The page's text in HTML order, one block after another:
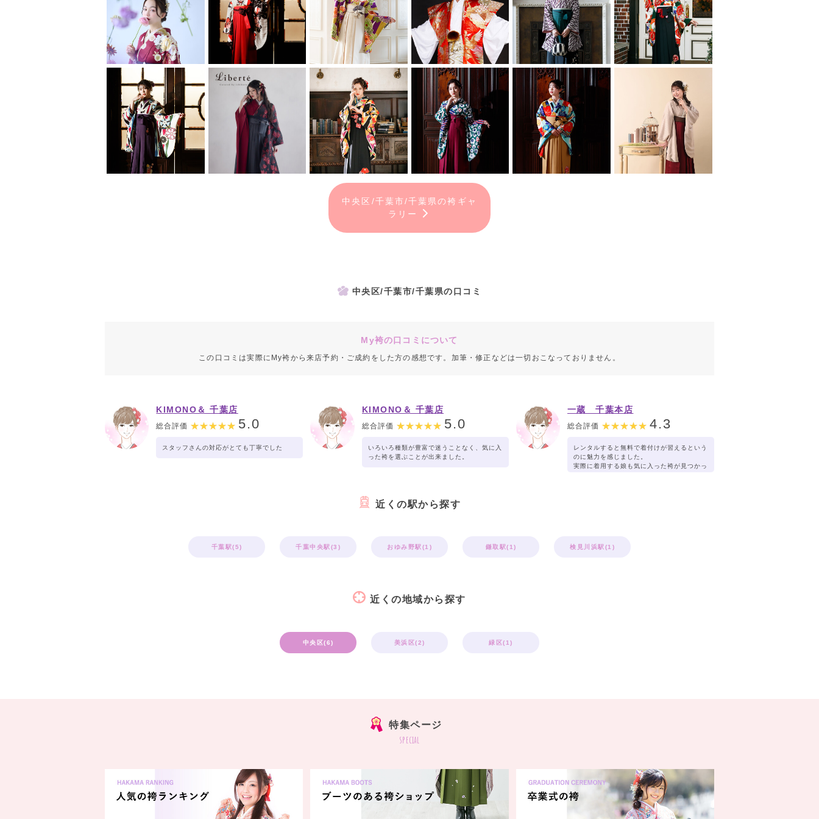
中央区/千葉市/千葉県の袴ギャ
ラリー
中央区/千葉市/千葉県の口コミ
My袴の口コミについて
この口コミは実際にMy袴から来店予約・ご成約をした方の感想です。加筆・修正などは一切おこなっておりません。
KIMONO＆ 千葉店
総合評価 5.0
スタッフさんの対応がとても丁寧でした
KIMONO＆ 千葉店
総合評価 5.0
いろいろ種類が豊富で迷うことなく、気に入
った袴を選ぶことが出来ました。
一蔵 千葉本店
総合評価 4.3
レンタルすると無料で着付けが習えるという
のに魅力を感じました。
実際に着用する娘も気に入った袴が見つかっ
近くの駅から探す
千葉駅(5) 千葉中央駅(3) おゆみ野駅(1) 鎌取駅(1) 検見川浜駅(1)
近くの地域から探す
中央区(6) 美浜区(2) 緑区(1)
特集ページ
special